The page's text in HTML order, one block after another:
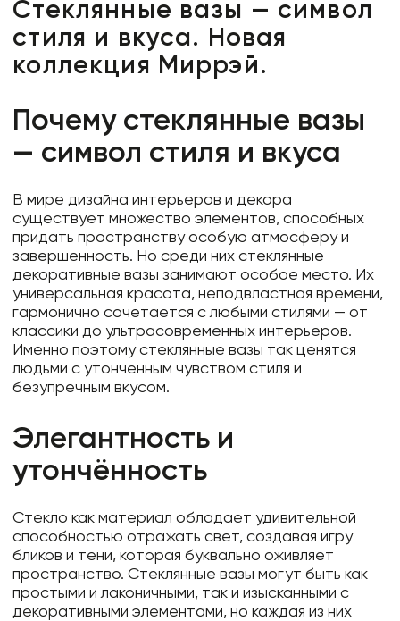
Пакеты для цветов и подарков
Искусственные цветы и растения
Фоамиран
Свечи
Изделия из металла
Сухоцветы
Стеклянные вазы — символ
стиля и вкуса. Новая
коллекция Миррэй.
Почему стеклянные вазы
— символ стиля и вкуса
В мире дизайна интерьеров и декора
существует множество элементов, способных
придать пространству особую атмосферу и
завершенность. Но среди них стеклянные
декоративные вазы занимают особое место. Их
универсальная красота, неподвластная времени,
гармонично сочетается с любыми стилями — от
классики до ультрасовременных интерьеров.
Именно поэтому стеклянные вазы так ценятся
людьми с утонченным чувством стиля и
безупречным вкусом.
Элегантность и
утончённость
Стекло как материал обладает удивительной
способностью отражать свет, создавая игру
бликов и тени, которая буквально оживляет
пространство. Стеклянные вазы могут быть как
простыми и лаконичными, так и изысканными с
декоративными элементами, но каждая из них